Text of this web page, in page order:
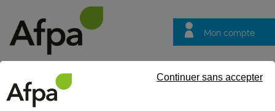
Mon compte
questions
Continuer sans accepter